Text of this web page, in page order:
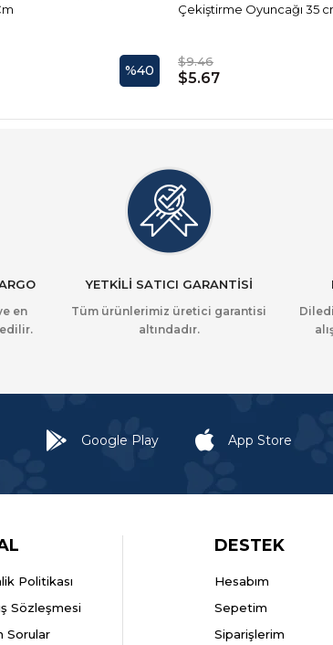
%40
Çekiştirme Oyuncağı 35
$9.46
$5.67
en
YETKİLİ SATICI GARANTİSİ
Tüm ürünlerimiz üretici garantisi
altındadır.
Google Play App Store
Politikası
Sözleşmesi
Sorular
DESTEK
Hesabım
Sepetim
Siparişlerim